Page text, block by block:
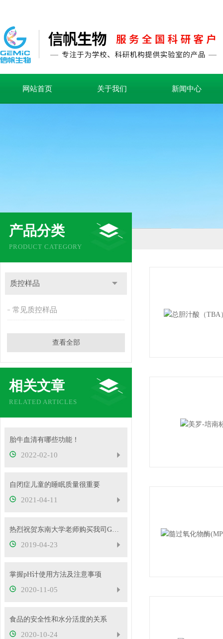
网站首页 关于我们 新闻中心
产品分类
PRODUCT CATEGORY
质控样品
常见质控样品
查看全部
相关文章
RELATED ARTICLES
胎牛血清有哪些功能！
2022-02-10
自闭症儿童的睡眠质量很重要
2021-04-11
热烈祝贺东南大学老师购买我司GSH-Px活性检测试剂盒并发表文章
2019-04-23
掌握pH计使用方法及注意事项
2020-11-05
食品的安全性和水分活度的关系
2020-10-24